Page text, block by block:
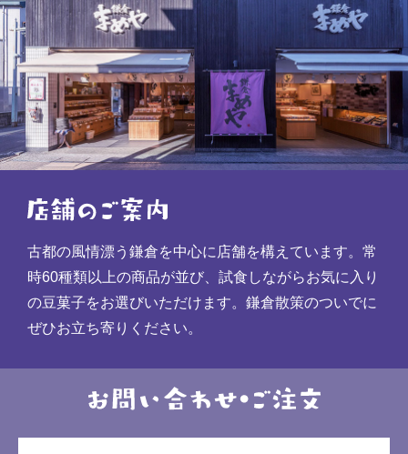
古都の風情漂う鎌倉を中心に店舗を構えています。常
時60種類以上の商品が並び、試食しながらお気に入り
の豆菓子をお選びいただけます。鎌倉散策のついでに
ぜひお立ち寄りください。